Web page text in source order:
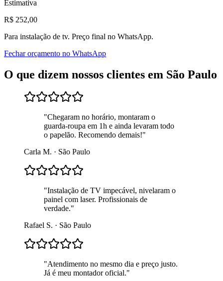
Estimativa
R$ 252,00
Para instalação de tv. Preço final no WhatsApp.
Fechar orçamento no WhatsApp
O que dizem nossos clientes em São Paulo
"Chegaram no horário, montaram o
guarda-roupa em 1h e ainda levaram todo
o papelão. Recomendo demais!"
Carla M. · São Paulo
"Instalação de TV impecável, nivelaram o
painel com laser. Profissionais de
verdade."
Rafael S. · São Paulo
"Atendimento no mesmo dia e preço justo.
Já é meu montador oficial."